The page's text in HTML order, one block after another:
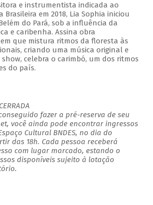
e instrumentista indicada ao
Brasileira em 2018, Lia Sophia iniciou
do Pará, sob a influência da
e caribenha. Assina obra
que mistura ritmos da floresta às
criando uma música original e
celebra o carimbó, um dos ritmos
do país.
fazer a pré-reserva de seu
você ainda pode encontrar ingressos
Cultural BNDES, no dia do
das 18h. Cada pessoa receberá
com lugar marcado, estando o
disponíveis sujeito à lotação